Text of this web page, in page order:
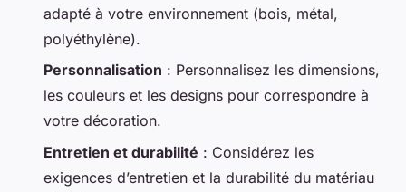
adapté à votre environnement (bois, métal,
polyéthylène).
Personnalisation : Personnalisez les dimensions,
les couleurs et les designs pour correspondre à
votre décoration.
Entretien et durabilité : Considérez les
exigences d’entretien et la durabilité du matériau